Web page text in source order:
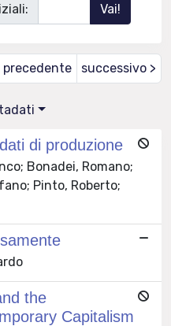
precedente successivo >
di produzione
Bonadei, Romano;
Pinto, Roberto;
the
Capitalism